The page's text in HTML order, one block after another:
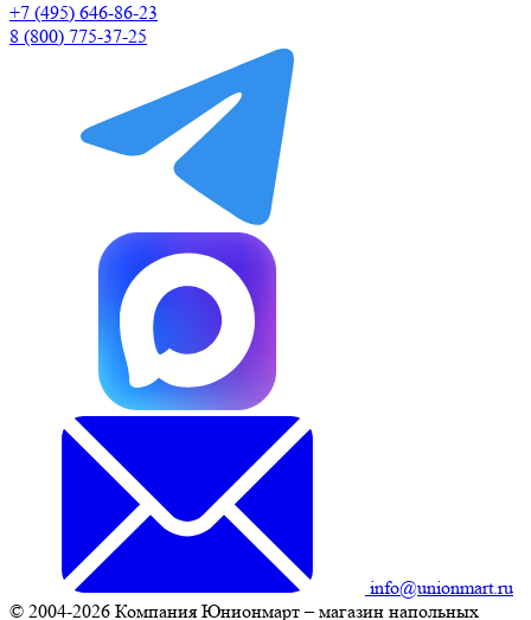
+7 (495) 646-86-23
8 (800) 775-37-25
info@unionmart.ru
© 2004-2026 Компания Юнионмарт – магазин напольных